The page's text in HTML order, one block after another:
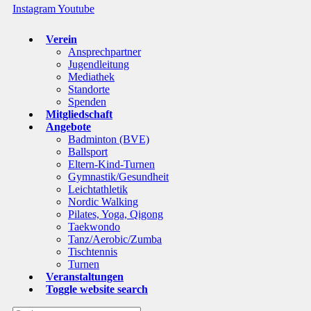
InstagramYoutube
Verein
Ansprechpartner
Jugendleitung
Mediathek
Standorte
Spenden
Mitgliedschaft
Angebote
Badminton (BVE)
Ballsport
Eltern-Kind-Turnen
Gymnastik/Gesundheit
Leichtathletik
Nordic Walking
Pilates, Yoga, Qigong
Taekwondo
Tanz/Aerobic/Zumba
Tischtennis
Turnen
Veranstaltungen
Toggle website search